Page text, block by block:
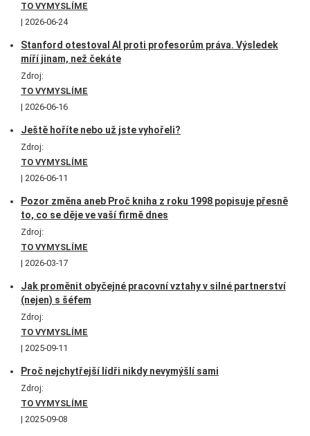
TO VYMYSLÍME
2026-06-24
Stanford otestoval AI proti profesorům práva. Výsledek
míří jinam, než čekáte
Zdroj:
TO VYMYSLÍME
2026-06-16
Ještě hoříte nebo už jste vyhořeli?
Zdroj:
TO VYMYSLÍME
2026-06-11
Pozor změna aneb Proč kniha z roku 1998 popisuje přesně
to, co se děje ve vaší firmě dnes
Zdroj:
TO VYMYSLÍME
2026-03-17
Jak proměnit obyčejné pracovní vztahy v silné partnerství
(nejen) s šéfem
Zdroj:
TO VYMYSLÍME
2025-09-11
Proč nejchytřejší lídři nikdy nevymýšlí sami
Zdroj:
TO VYMYSLÍME
2025-09-08